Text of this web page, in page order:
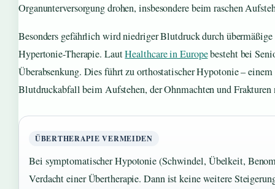
Organunterversorgung drohen, insbesondere beim raschen
Besonders gefährlich wird niedriger Blutdruck durch
Hypertonie-Therapie. LautHealthcare in Europebesteht bei
Überabsenkung. Dies führt zu orthostatischer Hypotonie –
Blutdruckabfall beim Aufstehen, der Ohnmachten und Frakturen
ÜBERTHERAPIE VERMEIDEN
Bei symptomatischer Hypotonie (Schwindel, Übelkeit,
Verdacht einer Übertherapie. Dann ist keine weitere